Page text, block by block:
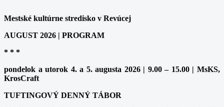
Mestské kultúrne stredisko v Revúcej
AUGUST 2026 | PROGRAM
* * *
pondelok a utorok 4. a 5. augusta 2026 | 9.00 – 15.00 | MsKS,
KrosCraft
TUFTINGOVÝ DENNÝ TÁBOR